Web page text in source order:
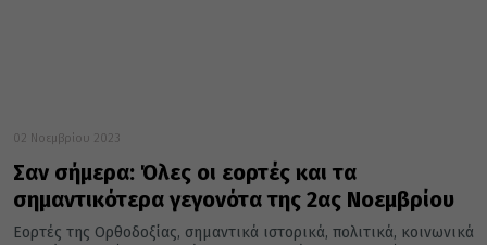
02 Νοεμβρίου 2023
Σαν σήμερα: Όλες οι εορτές και τα
σημαντικότερα γεγονότα της 2ας Νοεμβρίου
Εορτές της Ορθοδοξίας, σημαντικά ιστορικά, πολιτικά, κοινωνικά